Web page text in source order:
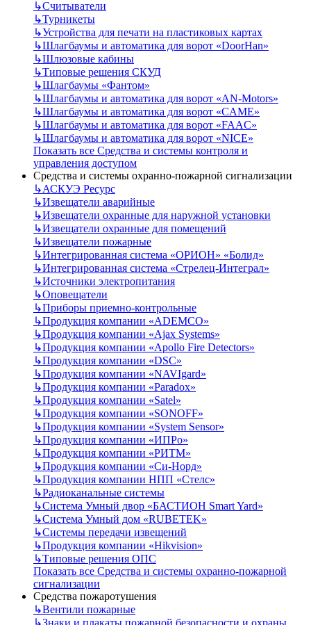
↳Считыватели
↳Турникеты
↳Устройства для печати на пластиковых картах
↳Шлагбаумы и автоматика для ворот «DoorHan»
↳Шлюзовые кабины
↳Типовые решения СКУД
↳Шлагбаумы «Фантом»
↳Шлагбаумы и автоматика для ворот «AN-Motors»
↳Шлагбаумы и автоматика для ворот «CAME»
↳Шлагбаумы и автоматика для ворот «FAAC»
↳Шлагбаумы и автоматика для ворот «NICE»
Показать все Средства и системы контроля и
управления доступом
Средства и системы охранно-пожарной сигнализации
↳АСКУЭ Ресурс
↳Извещатели аварийные
↳Извещатели охранные для наружной установки
↳Извещатели охранные для помещений
↳Извещатели пожарные
↳Интегрированная система «ОРИОН» «Болид»
↳Интегрированная система «Стрелец-Интеграл»
↳Источники электропитания
↳Оповещатели
↳Приборы приемно-контрольные
↳Продукция компании «ADEMCO»
↳Продукция компании «Ajax Systems»
↳Продукция компании «Apollo Fire Detectors»
↳Продукция компании «DSC»
↳Продукция компании «NAVIgard»
↳Продукция компании «Paradox»
↳Продукция компании «Satel»
↳Продукция компании «SONOFF»
↳Продукция компании «System Sensor»
↳Продукция компании «ИПРо»
↳Продукция компании «РИТМ»
↳Продукция компании «Си-Норд»
↳Продукция компании НПП «Стелс»
↳Радиоканальные системы
↳Система Умный двор «БАСТИОН Smart Yard»
↳Система Умный дом «RUBETEK»
↳Системы передачи извещений
↳Продукция компании «Hikvision»
↳Типовые решения ОПС
Показать все Средства и системы охранно-пожарной
сигнализации
Средства пожаротушения
↳Вентили пожарные
↳Знаки и плакаты пожарной безопасности и охраны